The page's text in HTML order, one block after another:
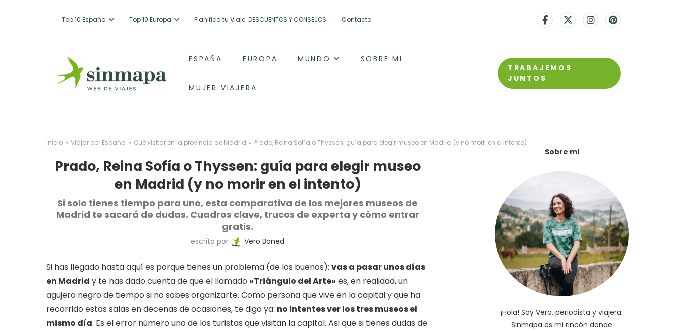
Top 10 España Top 10 Europa Planifica tu Viaje: DESCUENTOS Y CONSEJOS Contacto
ESPAÑA EUROPA MUNDO SOBRE MI
MUJER VIAJERA
TRABAJEMOS
JUNTOS
Inicio » Viajar por España » Qué visitar en la provincia de Madrid » Prado, Reina Sofía o Thyssen: guía para elegir museo en Madrid (y no morir en el intento)
Prado, Reina Sofía o Thyssen: guía para elegir museo
en Madrid (y no morir en el intento)
Si solo tienes tiempo para uno, esta comparativa de los mejores museos de
Madrid te sacará de dudas. Cuadros clave, trucos de experta y cómo entrar
gratis.
escrito por Vero Boned
Si has llegado hasta aquí es porque tienes un problema (de los buenos): vas a pasar unos días
en Madrid y te has dado cuenta de que el llamado «Triángulo del Arte» es, en realidad, un
agujero negro de tiempo si no sabes organizarte. Como persona que vive en la capital y que ha
recorrido estas salas en decenas de ocasiones, te digo ya: no intentes ver los tres museos el
mismo día. Es el error número uno de los turistas que visitan la capital. Asi que si tienes dudas de
Sobre mi
¡Hola! Soy Vero, periodista y viajera.
Sinmapa es mi rincón donde